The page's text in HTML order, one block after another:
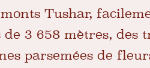
Tushar,
de 3 658 mètres, des
parsemées de